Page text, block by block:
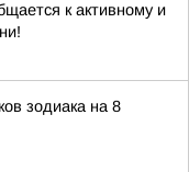
к активному и
зодиака на 8